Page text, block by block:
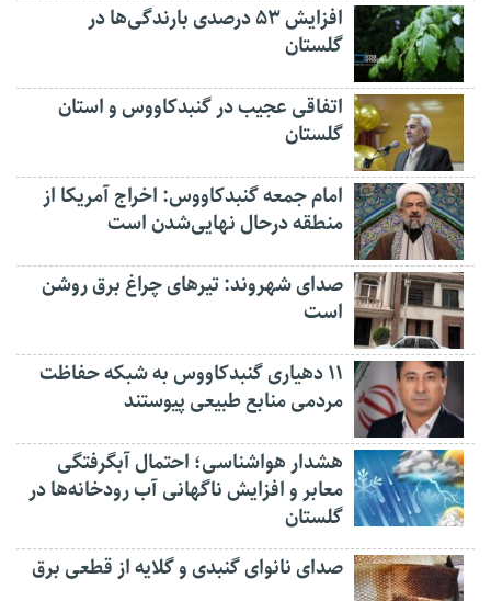
افزایش ۵۳ درصدی بارندگی‌ها در
گلستان
اتفاقی عجیب در‌ گنبدکاووس و استان
گلستان
امام جمعه گنبدکاووس: اخراج آمریکا از
منطقه درحال نهایی‌شدن است
صدای شهروند: تیرهای چراغ برق روشن
است
۱۱ دهیاری گنبدکاووس به شبکه حفاظت
مردمی منابع طبیعی پیوستند
هشدار هواشناسی؛ احتمال آبگرفتگی
معابر و افزایش ناگهانی آب رودخانه‌ها در
گلستان
صدای نانوای گنبدی و گلایه از قطعی برق